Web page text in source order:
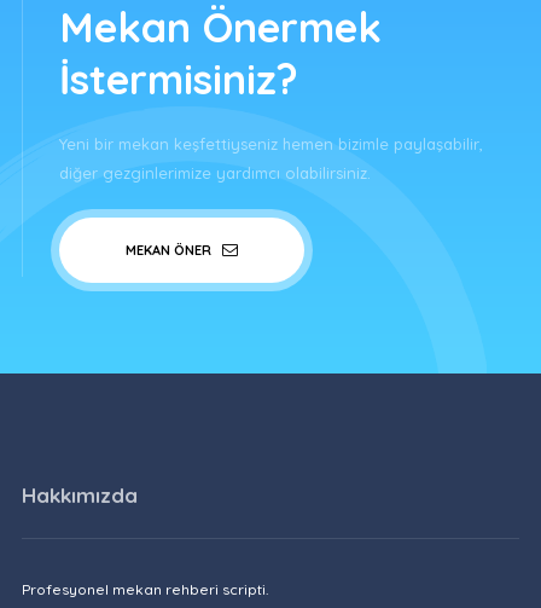
Mekan Önermek
İstermisiniz?
Yeni bir mekan keşfettiyseniz hemen bizimle paylaşabilir,
diğer gezginlerimize yardımcı olabilirsiniz.
MEKAN ÖNER
Hakkımızda
Profesyonel mekan rehberi scripti.